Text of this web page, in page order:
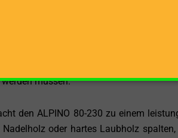
eine konstante Kraft für ein
Spaltgutlänge von 54 cm ist dieser
geeignet. Die stehende
nur effizient, sondern auch
müssen.
den ALPINO 80-230 zu einem
Nadelholz oder hartes Laubholz